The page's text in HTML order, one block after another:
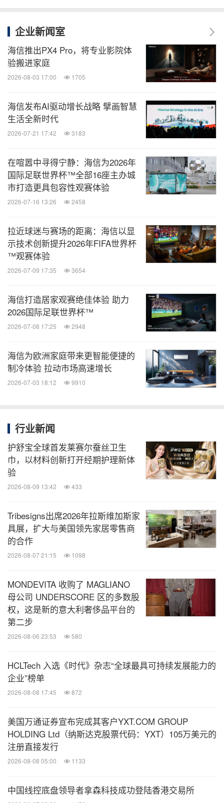
企业新闻室
海信推出PX4 Pro，将专业影院体
验搬进家庭
2026-08-03 17:00 1705
海信发布AI驱动增长战略 擘画智慧
生活全新时代
2026-07-21 17:42 3183
在喧嚣中寻得宁静：海信为2026年
国际足联世界杯™全部16座主办城
市打造更具包容性观赛体验
2026-07-16 13:26 2458
拉近球迷与赛场的距离：海信以显
示技术创新提升2026年FIFA世界杯
™观赛体验
2026-07-09 17:35 3654
海信打造居家观赛绝佳体验 助力
2026国际足联世界杯™
2026-07-08 17:25 2948
海信为欧洲家庭带来更智能便捷的
制冷体验 拉动市场高速增长
2026-07-03 18:12 9910
行业新闻
护舒宝全球首发莱赛尔蚕丝卫生
巾，以材料创新打开经期护理新体
验
2026-08-09 13:42 433
Tribesigns出席2026年拉斯维加斯家
具展，扩大与美国领先家居零售商
的合作
2026-08-07 21:15 1098
MONDEVITA 收购了 MAGLIANO
母公司 UNDERSCORE 区的多数股
权，这是新的意大利奢侈品平台的
第二步
2026-08-06 23:53 580
HCLTech 入选《时代》杂志“全球最具可持续发展能力的
企业”榜单
2026-08-08 17:45 872
美国万通证券宣布完成其客户YXT.COM GROUP
HOLDING Ltd（纳斯达克股票代码：YXT）105万美元的
注册直接发行
2026-08-08 05:00 1133
中国线控底盘领导者拿森科技成功登陆香港交易所